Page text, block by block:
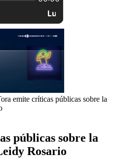
emite críticas públicas sobre la
públicas sobre la
Rosario